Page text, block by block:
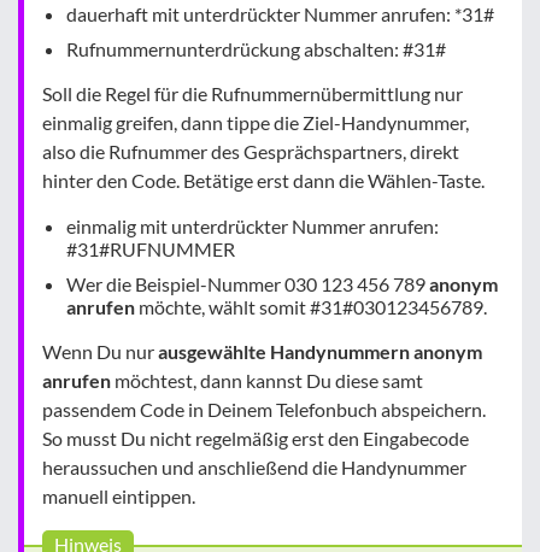
dauerhaft mit unterdrückter Nummer anrufen: *31#
Rufnummernunterdrückung abschalten: #31#
Soll die Regel für die Rufnummernübermittlung nur
einmalig greifen, dann tippe die Ziel-Handynummer,
also die Rufnummer des Gesprächspartners, direkt
hinter den Code. Betätige erst dann die Wählen-Taste.
einmalig mit unterdrückter Nummer anrufen:
#31#RUFNUMMER
Wer die Beispiel-Nummer 030 123 456 789anonym
anrufen möchte, wählt somit #31#030123456789.
Wenn Du nurausgewählte Handynummern anonym
anrufen möchtest, dann kannst Du diese samt
passendem Code in Deinem Telefonbuch abspeichern.
So musst Du nicht regelmäßig erst den Eingabecode
heraussuchen und anschließend die Handynummer
manuell eintippen.
Hinweis